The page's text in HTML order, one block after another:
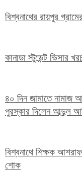
বিশ্বনাথের রায়পুর
কানাডা স্টুডেন্ট ভিসার
৪০ দিন জামাতে নামাজ
পুরস্কার দিলেন আব্দুল
বিশ্বনাথে শিক্ষক
শোক